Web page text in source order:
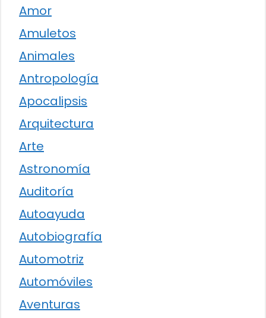
Amor
Amuletos
Animales
Antropología
Apocalipsis
Arquitectura
Arte
Astronomía
Auditoría
Autoayuda
Autobiografía
Automotriz
Automóviles
Aventuras